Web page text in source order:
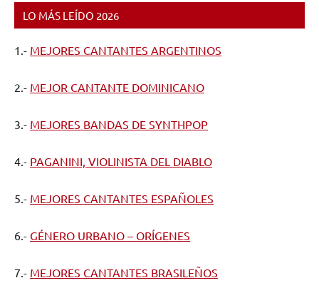
LO MÁS LEÍDO 2026
1.- MEJORES CANTANTES ARGENTINOS
2.- MEJOR CANTANTE DOMINICANO
3.- MEJORES BANDAS DE SYNTHPOP
4.- PAGANINI, VIOLINISTA DEL DIABLO
5.- MEJORES CANTANTES ESPAÑOLES
6.- GÉNERO URBANO – ORÍGENES
7.- MEJORES CANTANTES BRASILEÑOS